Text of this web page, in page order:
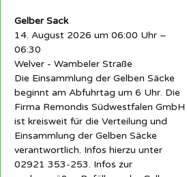
Gelber Sack
14. August 2026 um 06:00 Uhr –
06:30
Welver - Wambeler Straße
Die Einsammlung der Gelben Säcke
beginnt am Abfuhrtag um 6 Uhr. Die
Firma Remondis Südwestfalen GmbH
ist kreisweit für die Verteilung und
Einsammlung der Gelben Säcke
verantwortlich. Infos hierzu unter
02921 353-253. Infos zur